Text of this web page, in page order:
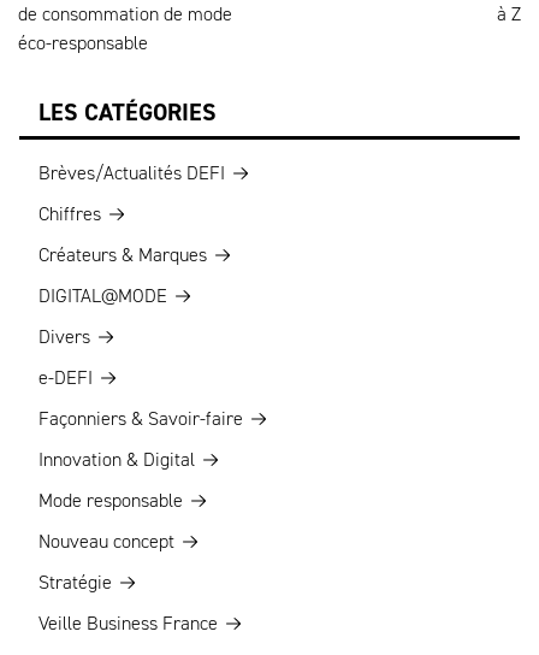
de consommation de mode
éco-responsable
à Z
LES CATÉGORIES
Brèves/Actualités DEFI
Chiffres
Créateurs & Marques
DIGITAL@MODE
Divers
e-DEFI
Façonniers & Savoir-faire
Innovation & Digital
Mode responsable
Nouveau concept
Stratégie
Veille Business France